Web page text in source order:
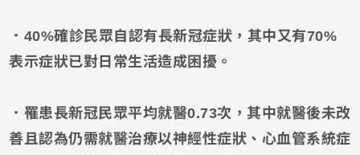
．40%確診民眾自認有長新冠症狀，其中又有70%
表示症狀已對日常生活造成困擾。
．罹患長新冠民眾平均就醫0.73次，其中就醫後未改
善且認為仍需就醫治療以神經性症狀、心血管系統症